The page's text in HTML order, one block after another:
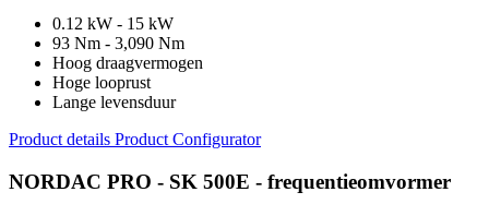
0.12 kW - 15 kW
93 Nm - 3,090 Nm
Hoog draagvermogen
Hoge looprust
Lange levensduur
Product details Product Configurator
NORDAC PRO - SK 500E - frequentieomvormer